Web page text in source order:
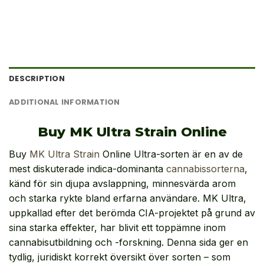
DESCRIPTION
ADDITIONAL INFORMATION
Buy MK Ultra Strain Online
Buy MK Ultra Strain Online Ultra-sorten är en av de
mest diskuterade indica-dominanta cannabissorterna,
känd för sin djupa avslappning, minnesvärda arom
och starka rykte bland erfarna användare. MK Ultra,
uppkallad efter det berömda CIA-projektet på grund av
sina starka effekter, har blivit ett toppämne inom
cannabisutbildning och -forskning. Denna sida ger en
tydlig, juridiskt korrekt översikt över sorten – som